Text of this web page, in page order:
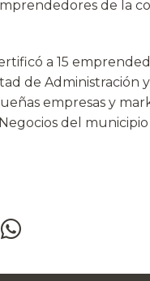
de la
a 15
de Administración
empresas y
del